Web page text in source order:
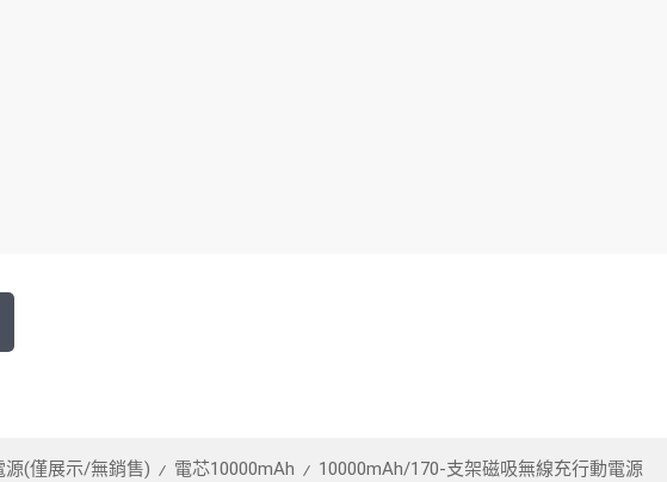
源(僅展示/無銷售) 電芯10000mAh 10000mAh/170-支架磁吸無線充行動電源